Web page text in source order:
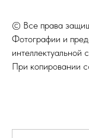
© Все права
Фотографии и
интеллектуальной
При копировании